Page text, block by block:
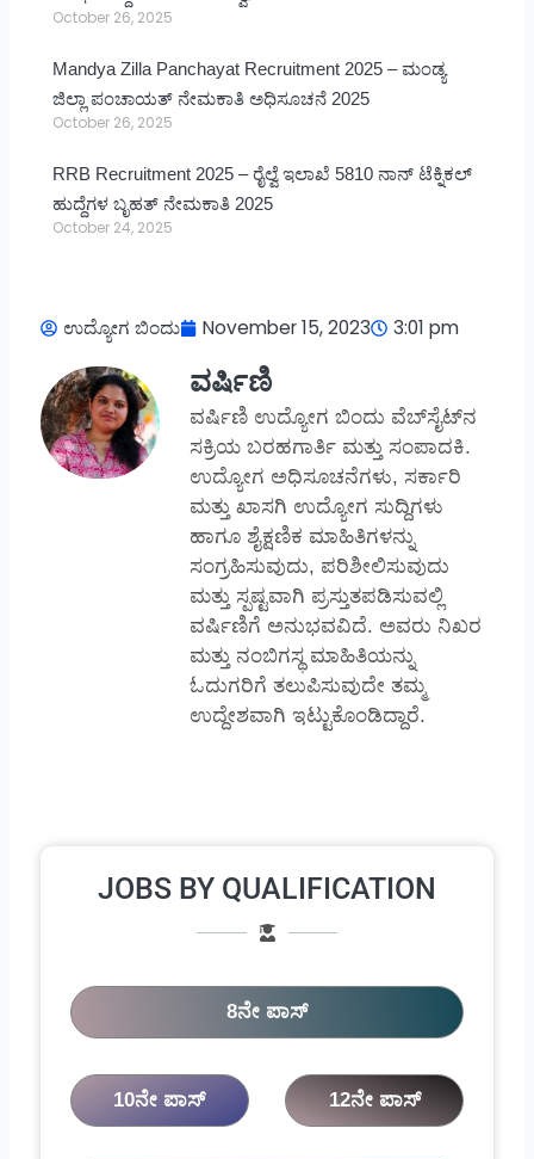
October 26, 2025
Mandya Zilla Panchayat Recruitment 2025 – ಮಂಡ್ಯ
ಜಿಲ್ಲಾ ಪಂಚಾಯತ್ ನೇಮಕಾತಿ ಅಧಿಸೂಚನೆ 2025
October 26, 2025
RRB Recruitment 2025 – ರೈಲ್ವೆ ಇಲಾಖೆ 5810 ನಾನ್ ಟೆಕ್ನಿಕಲ್
ಹುದ್ದೆಗಳ ಬೃಹತ್ ನೇಮಕಾತಿ 2025
October 24, 2025
ಉದ್ಯೋಗ ಬಿಂದು November 15, 2023 3:01 pm
ವರ್ಷಿಣಿ
ವರ್ಷಿಣಿ ಉದ್ಯೋಗ ಬಿಂದು ವೆಬ್‌ಸೈಟ್‌ನ
ಸಕ್ರಿಯ ಬರಹಗಾರ್ತಿ ಮತ್ತು ಸಂಪಾದಕಿ.
ಉದ್ಯೋಗ ಅಧಿಸೂಚನೆಗಳು, ಸರ್ಕಾರಿ
ಮತ್ತು ಖಾಸಗಿ ಉದ್ಯೋಗ ಸುದ್ದಿಗಳು
ಹಾಗೂ ಶೈಕ್ಷಣಿಕ ಮಾಹಿತಿಗಳನ್ನು
ಸಂಗ್ರಹಿಸುವುದು, ಪರಿಶೀಲಿಸುವುದು
ಮತ್ತು ಸ್ಪಷ್ಟವಾಗಿ ಪ್ರಸ್ತುತಪಡಿಸುವಲ್ಲಿ
ವರ್ಷಿಣಿಗೆ ಅನುಭವವಿದೆ. ಅವರು ನಿಖರ
ಮತ್ತು ನಂಬಿಗಸ್ಥ ಮಾಹಿತಿಯನ್ನು
ಓದುಗರಿಗೆ ತಲುಪಿಸುವುದೇ ತಮ್ಮ
ಉದ್ದೇಶವಾಗಿ ಇಟ್ಟುಕೊಂಡಿದ್ದಾರೆ.
JOBS BY QUALIFICATION
8ನೇ ಪಾಸ್
10ನೇ ಪಾಸ್ 12ನೇ ಪಾಸ್